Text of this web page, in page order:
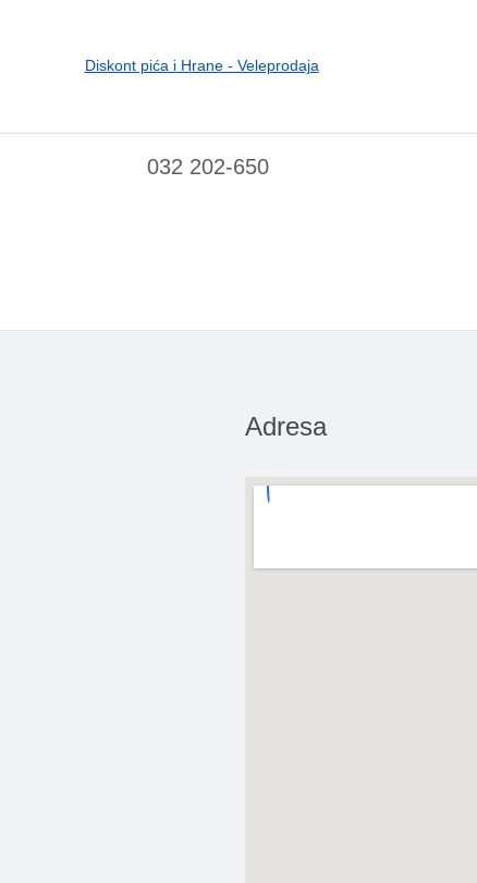
Diskont pića i Hrane - Veleprodaja
032 202-650
Adresa